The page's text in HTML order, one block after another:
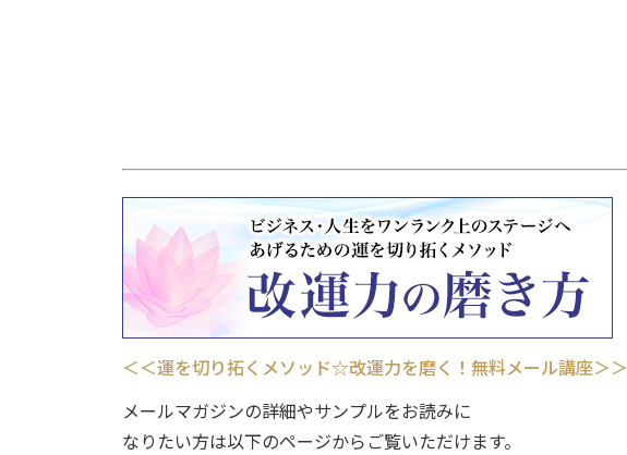
＜＜運を切り拓くメソッド☆改運力を磨く！無料メール講座＞＞
メールマガジンの詳細やサンプルをお読みに
なりたい方は以下のページからご覧いただけます。